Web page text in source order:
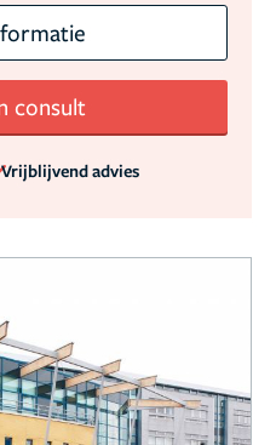
consult
Vrijblijvend advies